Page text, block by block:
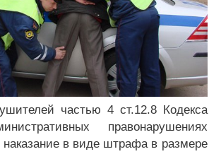
частью 4 ст.12.8 Кодекса
правонарушениях
наказание в виде штрафа в размере